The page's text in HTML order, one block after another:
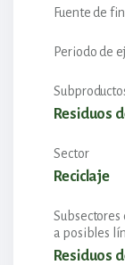
Fuente de
Periodo de
Residuos
Sector
Reciclaje
a posibles
Residuos